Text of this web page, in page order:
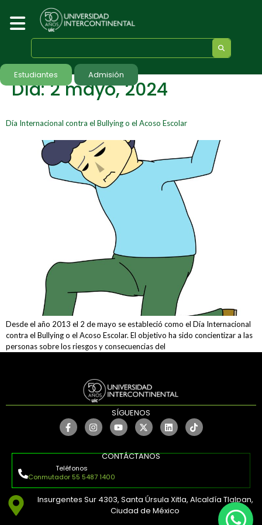
Estudiantes Admisión
Día:2 mayo, 2024
Día Internacional contra el Bullying o el Acoso Escolar
Desde el año 2013 el 2 de mayo se estableció como el Día Internacional
contra el Bullying o el Acoso Escolar. El objetivo ha sido concientizar a las
personas sobre los riesgos y consecuencias del
SÍGUENOS
CONTÁCTANOS
Teléfonos
Conmutador 55 5487 1400
Insurgentes Sur 4303, Santa Úrsula Xitla, Alcaldía Tlalpan,
Ciudad de México